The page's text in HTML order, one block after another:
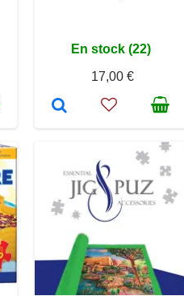
En stock (22)
17,00 €